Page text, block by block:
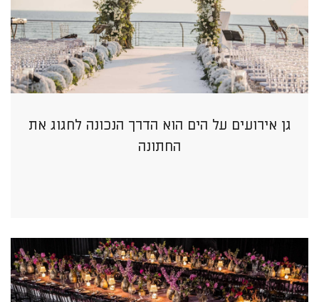
גן אירועים על הים הוא הדרך הנכונה לחגוג את
החתונה